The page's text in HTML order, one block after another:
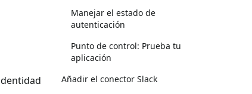
Manejar el estado de
autenticación
Punto de control: Prueba tu
aplicación
Añadir el conector Slack